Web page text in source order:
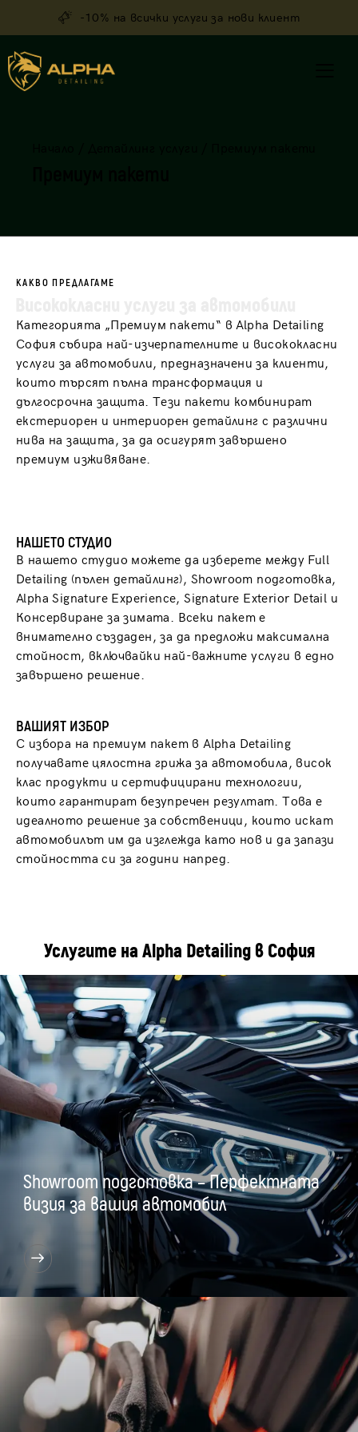
-10% на всички услуги за нови клиент
КАКВО ПРЕДЛАГАМЕ
Категорията „Премиум пакети“ в Alpha Detailing
София събира най-изчерпателните и висококласни
услуги за автомобили, предназначени за клиенти,
които търсят пълна трансформация и
дългосрочна защита. Тези пакети комбинират
екстериорен и интериорен детайлинг с различни
нива на защита, за да осигурят завършено
премиум изживяване.
НАШЕТО СТУДИО
В нашето студио можете да изберете между Full
Detailing (пълен детайлинг), Showroom подготовка,
Alpha Signature Experience, Signature Exterior Detail и
Консервиране за зимата. Всеки пакет е
внимателно създаден, за да предложи максимална
стойност, включвайки най-важните услуги в едно
завършено решение.
ВАШИЯТ ИЗБОР
С избора на премиум пакет в Alpha Detailing
получавате цялостна грижа за автомобила, висок
клас продукти и сертифицирани технологии,
които гарантират безупречен резултат. Това е
идеалното решение за собственици, които искат
автомобилът им да изглежда като нов и да запази
стойността си за години напред.
Услугите на Alpha Detailing в София
Showroom подготовка – Перфектната
визия за вашия автомобил